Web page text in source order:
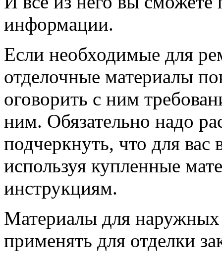
информации.
Если необходимые для
отделочные материалы
оговорить с ним
ним. Обязательно надо
подчеркнуть, что для вас
используя купленные
инструкциям.
Материалы для наружных
применять для отделки